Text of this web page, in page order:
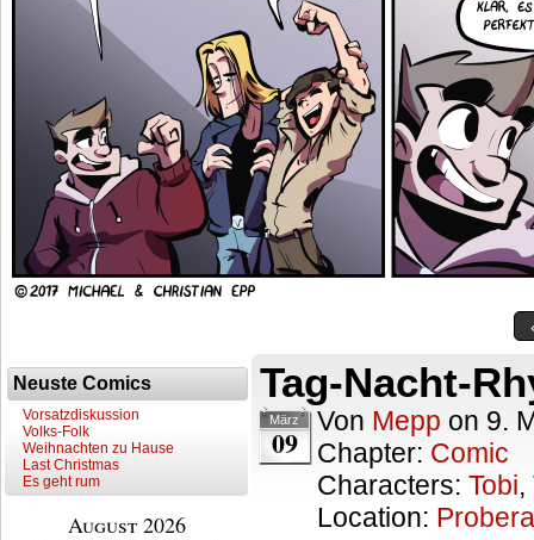
Neuste Comics
Vorsatzdiskussion
Volks-Folk
Weihnachten zu Hause
Last Christmas
Es geht rum
August 2026
Tag-Nacht-
März
09
Von Mepp on 9.
Chapter: Comic
Characters: Tobi,
Location: